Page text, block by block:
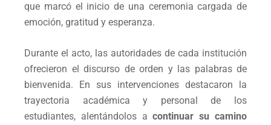
que marcó el inicio de una ceremonia cargada de
emoción, gratitud y esperanza.
Durante el acto, las autoridades de cada institución
ofrecieron el discurso de orden y las palabras de
bienvenida. En sus intervenciones destacaron la
trayectoria académica y personal de los
estudiantes, alentándolos acontinuar su camino